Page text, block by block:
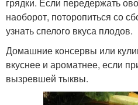
наоборот, поторопиться со
узнать спелого вкуса плодов.
Домашние консервы или
вкуснее и ароматнее, если
вызревшей тыквы.